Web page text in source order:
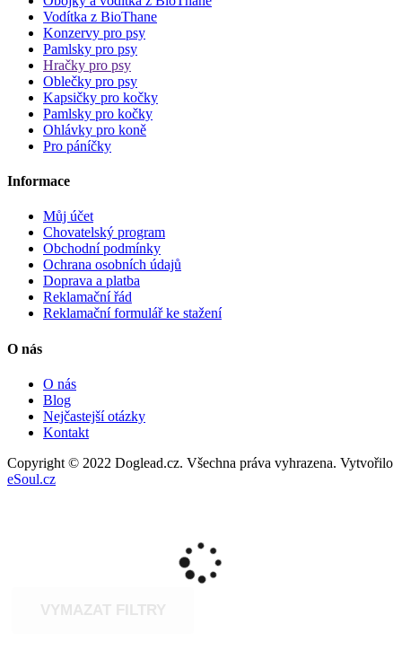
Vodítka z BioThane
Konzervy pro psy
Pamlsky pro psy
Hračky pro psy
Oblečky pro psy
Kapsičky pro kočky
Pamlsky pro kočky
Ohlávky pro koně
Pro páníčky
Informace
Můj účet
Chovatelský program
Obchodní podmínky
Ochrana osobních údajů
Doprava a platba
Reklamační řád
Reklamační formulář ke stažení
O nás
O nás
Blog
Nejčastejší otázky
Kontakt
Copyright © 2022 Doglead.cz. Všechna práva vyhrazena. Vytvořilo
eSoul.cz